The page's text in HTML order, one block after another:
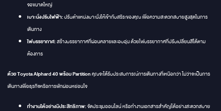
จอขนาดใหญ่
เบาะนั่งปรับไฟฟ้า:ปรับตำแหน่งเบาะนั่งให้เข้ากับสรีระของคุณ เพื่อความสะดวกสบายสูงสุดในการ
เดินทาง
ไฟบรรยากาศ:สร้างบรรยากาศที่ผ่อนคลายและอบอุ่น ด้วยไฟบรรยากาศที่ปรับเปลี่ยนสีได้ตาม
ต้องการ
ด้วย Toyota Alphard 40 พร้อม Partitionคุณจะได้รับประสบการณ์การเดินทางที่เหนือกว่า ไม่ว่าจะเป็นการ
เดินทางเพื่อธุรกิจหรือการพักผ่อนหย่อนใจ
ทำงานได้อย่างมีประสิทธิภาพ:จัดประชุมออนไลน์ หรือทำงานเอกสารสำคัญได้อย่างสะดวกสบาย